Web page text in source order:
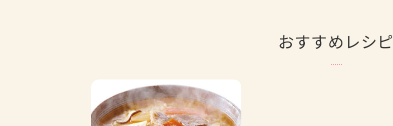
おすすめレシピ